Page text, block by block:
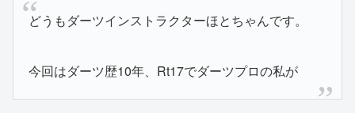
どうもダーツインストラクターほとちゃんです。
今回はダーツ歴10年、Rt17でダーツプロの私が